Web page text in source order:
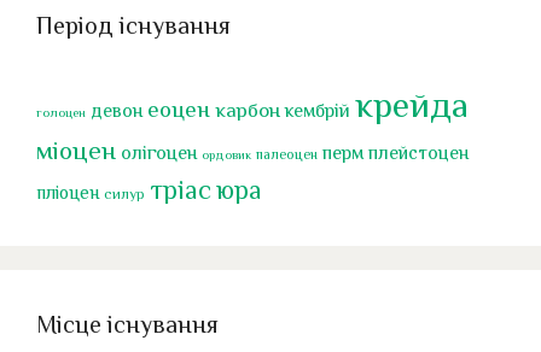
Період існування
голоцен девон еоцен карбон кембрій крейда
міоцен олігоцен ордовик палеоцен перм плейстоцен
пліоцен силур тріасюра
Місце існування